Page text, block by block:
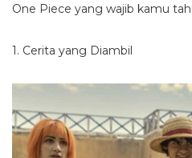
One Piece yang wajib kamu
1. Cerita yang Diambil